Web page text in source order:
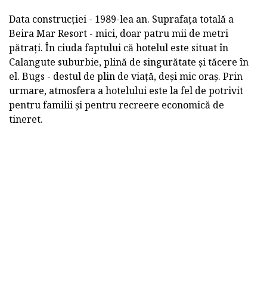
Data construcției - 1989-lea an. Suprafața totală a
Beira Mar Resort - mici, doar patru mii de metri
pătrați. În ciuda faptului că hotelul este situat în
Calangute suburbie, plină de singurătate și tăcere în
el. Bugs - destul de plin de viață, deși mic oraș. Prin
urmare, atmosfera a hotelului este la fel de potrivit
pentru familii și pentru recreere economică de
tineret.